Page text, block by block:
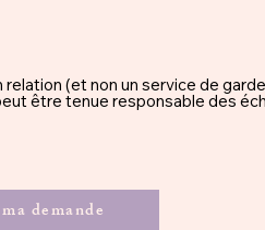
(et non un service de
être tenue responsable des
demande